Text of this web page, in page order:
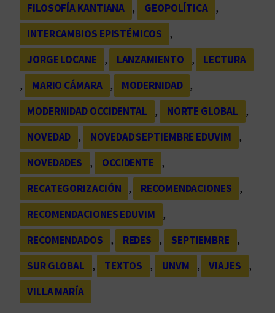
FILOSOFÍA KANTIANA
, GEOPOLÍTICA
,
INTERCAMBIOS EPISTÉMICOS
,
JORGE LOCANE
, LANZAMIENTO ,
LECTURA
,
MARIO CÁMARA , MODERNIDAD
,
MODERNIDAD OCCIDENTAL
, NORTE GLOBAL
,
NOVEDAD
, NOVEDAD SEPTIEMBRE EDUVIM
,
NOVEDADES
, OCCIDENTE
,
RECATEGORIZACIÓN
, RECOMENDACIONES
,
RECOMENDACIONES EDUVIM
,
RECOMENDADOS
, REDES , SEPTIEMBRE
,
SUR GLOBAL
, TEXTOS , UNVM , VIAJES
,
VILLA MARÍA